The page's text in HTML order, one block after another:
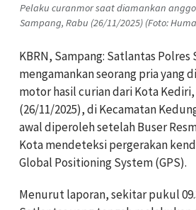
Pelaku curanmor saat diamankan
Sampang, Rabu (26/11/2025) (Foto:
KBRN, Sampang: Satlantas Polres
mengamankan seorang pria yang
motor hasil curian dari Kota
(26/11/2025), di Kecamatan
awal diperoleh setelah Buser
Kota mendeteksi pergerakan
Global Positioning System (GPS).
Menurut laporan, sekitar pukul